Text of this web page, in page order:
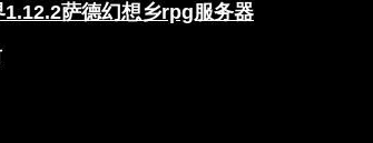
1.12.2萨德幻想乡rpg服务器